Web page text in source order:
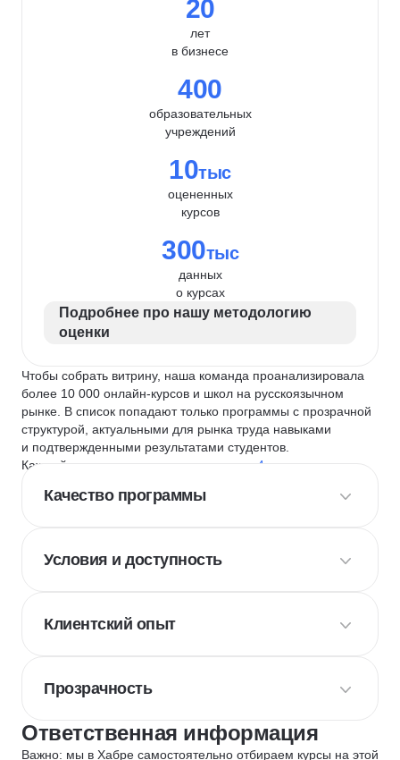
20
лет
в бизнесе
400
образовательных
учреждений
10тыс
оцененных
курсов
300тыс
данных
о курсах
Подробнее про нашу методологию
оценки
Чтобы собрать витрину, наша команда проанализировала
более 10 000 онлайн-курсов и школ на русскоязычном
рынке. В список попадают только программы с прозрачной
структурой, актуальными для рынка труда навыками
и подтвержденными результатами студентов.
Каждый курс и школу мы оцениваем по
4 критериям
Качество программы
Условия и доступность
Клиентский опыт
Прозрачность
Ответственная информация
Важно: мы в Хабре самостоятельно отбираем курсы на этой